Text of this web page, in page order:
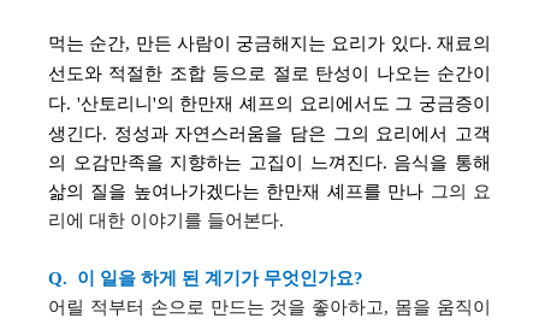
먹는 순간, 만든 사람이 궁금해지는 요리가 있다. 재료의
선도와 적절한 조합 등으로 절로 탄성이 나오는 순간이
다. '산토리니'의 한만재 셰프의 요리에서도 그 궁금증이
생긴다. 정성과 자연스러움을 담은 그의 요리에서
고객
의 오감만족을 지향하는 고집이 느껴진다. 음식을 통해
삶의 질을 높여나가겠다는 한만재 셰프를 만나 그의 요
리에 대한 이야기를 들어본다.
Q.
이 일을 하게 된 계기가 무엇인가요?
어릴 적부터 손으로 만드는 것을 좋아하고, 몸을 움직이